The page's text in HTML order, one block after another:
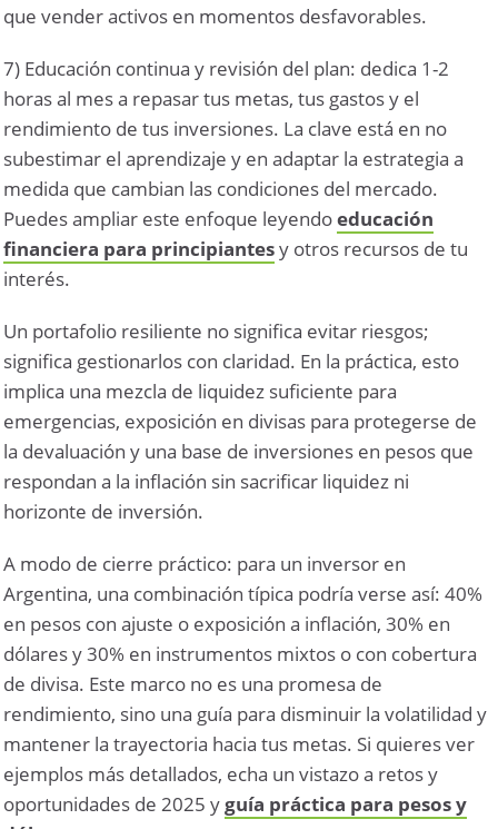
que vender activos en momentos desfavorables.
7) Educación continua y revisión del plan: dedica 1-2
horas al mes a repasar tus metas, tus gastos y el
rendimiento de tus inversiones. La clave está en no
subestimar el aprendizaje y en adaptar la estrategia a
medida que cambian las condiciones del mercado.
Puedes ampliar este enfoque leyendoeducación
financiera para principiantesy otros recursos de tu
interés.
Un portafolio resiliente no significa evitar riesgos;
significa gestionarlos con claridad. En la práctica, esto
implica una mezcla de liquidez suficiente para
emergencias, exposición en divisas para protegerse de
la devaluación y una base de inversiones en pesos que
respondan a la inflación sin sacrificar liquidez ni
horizonte de inversión.
A modo de cierre práctico: para un inversor en
Argentina, una combinación típica podría verse así: 40%
en pesos con ajuste o exposición a inflación, 30% en
dólares y 30% en instrumentos mixtos o con cobertura
de divisa. Este marco no es una promesa de
rendimiento, sino una guía para disminuir la volatilidad y
mantener la trayectoria hacia tus metas. Si quieres ver
ejemplos más detallados, echa un vistazo a retos y
oportunidades de 2025 yguía práctica para pesos y